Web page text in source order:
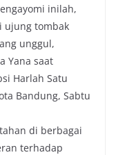
inilah,
ujung tombak
unggul,
Yana saat
Harlah Satu
Bandung, Sabtu
di berbagai
terhadap